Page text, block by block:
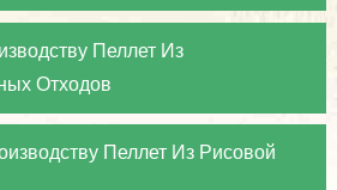
Пеллет Из
Отходов
Пеллет Из Рисовой